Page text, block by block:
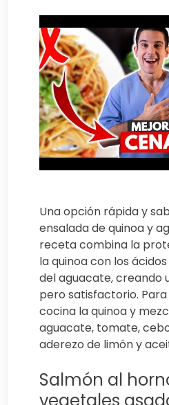
Una opción rápida y
ensalada de quinoa y
receta combina la
la quinoa con los
del aguacate, creando
pero satisfactorio.
cocina la quinoa y
aguacate, tomate,
aderezo de limón y
Salmón al
vegetales